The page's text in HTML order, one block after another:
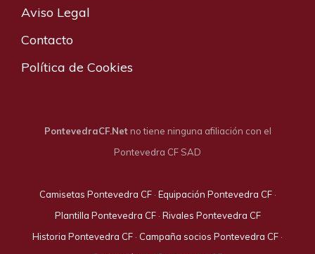
Aviso Legal
Contacto
Política de Cookies
PontevedraCF.Netno tiene ninguna afiliación con el
Pontevedra CF SAD
Camisetas Pontevedra CF· Equipación Pontevedra CF·
Plantilla Pontevedra CF· Rivales Pontevedra CF
Historia Pontevedra CF · Campaña socios Pontevedra CF ·